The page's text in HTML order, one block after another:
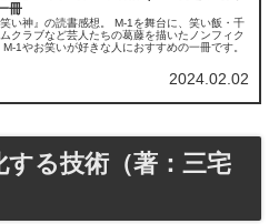
冊
い神』の読書感想。 M-1を舞台に、笑い飯・千
クラブなど芸人たちの葛藤を描いたノンフィク
M-1やお笑いが好きな人におすすめの一冊です。
2024.02.02
する技術（著：三宅